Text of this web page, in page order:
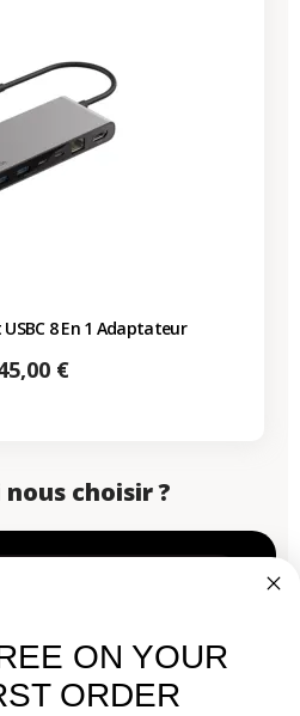
8 En 1 Adaptateur
€
nous choisir ?
ON YOUR
ORDER